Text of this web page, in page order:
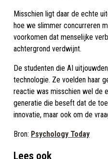
Misschien ligt daar de echte
hoe we slimmer concurreren
voorkomen dat menselijke
achtergrond verdwijnt.
De studenten die AI
technologie. Ze voelden haar
reactie was misschien wel de
generatie die beseft dat de
innovatie, maar ook om de
Bron: Psychology Today
Lees ook